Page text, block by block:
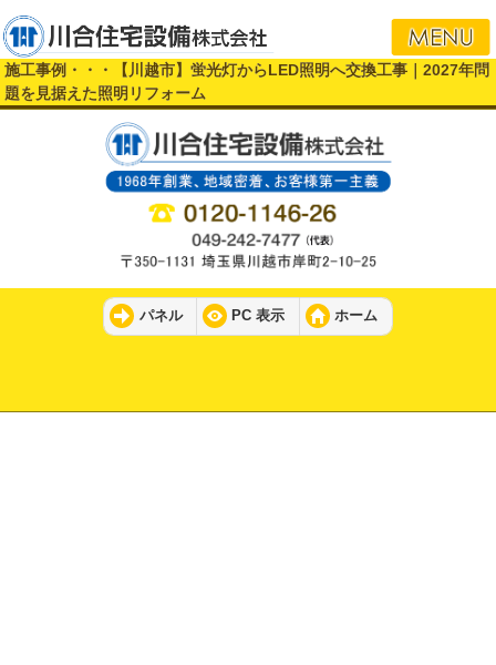
施工事例・・・【川越市】蛍光灯からLED照明へ交換工事｜2027年問
題を見据えた照明リフォーム
パネル PC 表示 ホーム